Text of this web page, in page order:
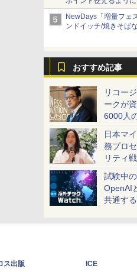
NewDays「増量フェ
ンドイッチ/焼きそば
おすすめ記事
リコー
ークが
6000人
かした
RICOH
日本マ
務プロ
リティ
が2027
試験中
OpenAI
共通す
ス出版
ICE